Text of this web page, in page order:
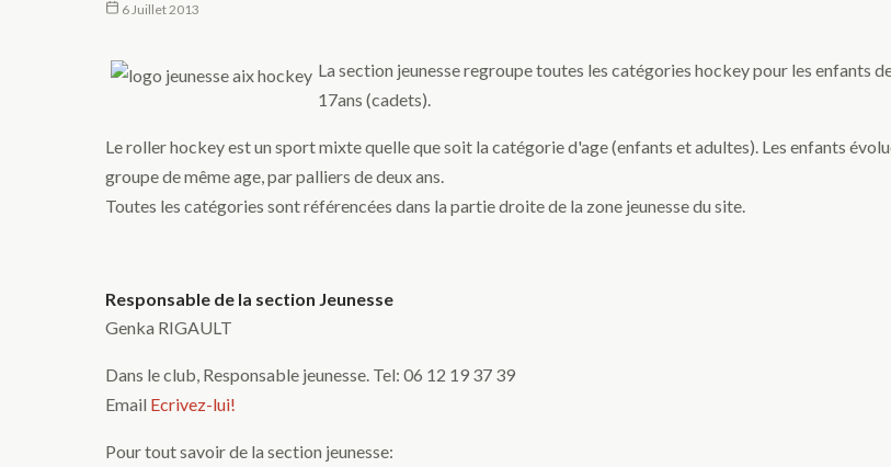
6 Juillet 2013
La section jeunesse regroupe toutes les catégories hockey pour les enfants
17ans (cadets).
Le roller hockey est un sport mixte quelle que soit la catégorie d'age (enfants et adultes). Les enfants
groupe de même age, par palliers de deux ans.
Toutes les catégories sont référencées dans la partie droite de la zone jeunesse du site.
Responsable de la section Jeunesse
Genka RIGAULT
Dans le club, Responsable jeunesse. Tel: 06 12 19 37 39
Email Ecrivez-lui!
Pour tout savoir de la section jeunesse: